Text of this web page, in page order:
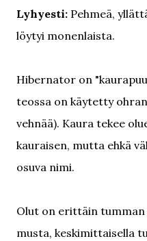
Lyhyesti: Pehmeä,
löytyi monenlaista.
Hibernator on
teossa on käytetty
vehnää). Kaura tekee
kauraisen, mutta ehkä
osuva nimi.
Olut on erittäin tumman
musta, keskimittaisella